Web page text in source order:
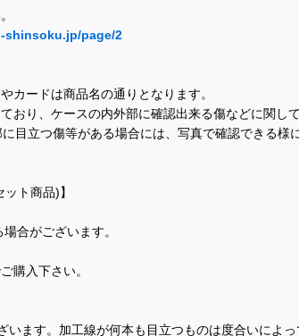
shinsoku.jp/page/2
カードは商品名の通りとなります。
り、ケースの内外部に確認出来る傷などに関し
目立つ傷等がある場合には、写真で確認できる
ト商品)】
合がございます。
購入下さい。
ます。加工線が何本も目立つものは度合いによ